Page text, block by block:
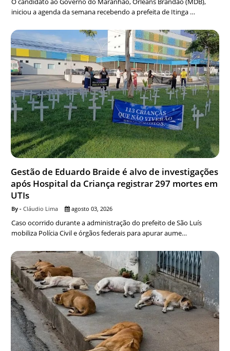
iniciou a agenda da semana recebendo a prefeita de Itinga …
Gestão de Eduardo Braide é alvo de investigações
após Hospital da Criança registrar 297 mortes em
UTIs
Cláudio Lima agosto 03, 2026
Caso ocorrido durante a administração do prefeito de São Luís
mobiliza Polícia Civil e órgãos federais para apurar aume…